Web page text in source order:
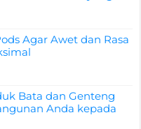
Agar Awet dan Rasa
Bata dan Genteng
Anda kepada